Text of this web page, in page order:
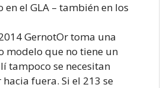
el GLA – también en los
GernotOr toma una
modelo que no tiene un
tampoco se necesitan
fuera. Si el 213 se